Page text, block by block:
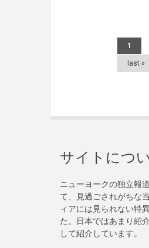
1
last »
サイトにつ
ニューヨークの独立報
て、見過ごされがちな
ィアには見られない特
た。日本ではあまり紹
して紹介しています。